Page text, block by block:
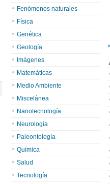
Fenómenos naturales
Física
Genética
Geología
Imágenes
Matemáticas
Medio Ambiente
Miscelánea
Nanotecnología
Neurología
Paleontología
Química
Salud
Tecnología